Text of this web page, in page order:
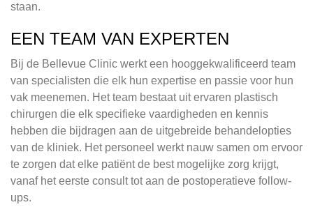
staan.
EEN TEAM VAN EXPERTEN
Bij de Bellevue Clinic werkt een hooggekwalificeerd team
van specialisten die elk hun expertise en passie voor hun
vak meenemen. Het team bestaat uit ervaren plastisch
chirurgen die elk specifieke vaardigheden en kennis
hebben die bijdragen aan de uitgebreide behandelopties
van de kliniek. Het personeel werkt nauw samen om ervoor
te zorgen dat elke patiënt de best mogelijke zorg krijgt,
vanaf het eerste consult tot aan de postoperatieve follow-
ups.